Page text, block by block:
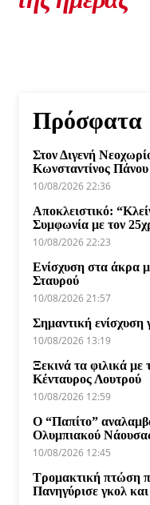
Πρόσφατα
Στον Διγενή
Κωνσταντίνος Πάνου
10/08/2026 22:36
Αποκλειστικό:
Συμφωνία με τον
10/08/2026 22:23
Ενίσχυση στα άκρα
Σταυρού
10/08/2026 21:57
Σημαντική
10/08/2026 13:19
Ξεκινά τα φιλικά με
Κένταυρος Λουτρού
10/08/2026 12:59
Ο “Παπίτο”
Ολυμπιακού
10/08/2026 12:45
Τρομακτική πτώση
Πανηγύρισε γκολ και